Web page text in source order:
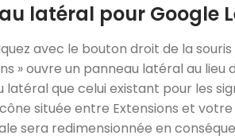
latéral pour Google
avec le bouton droit de la
» ouvre un panneau latéral au lieu
latéral que celui existant pour les
située entre Extensions et
sera redimensionnée en